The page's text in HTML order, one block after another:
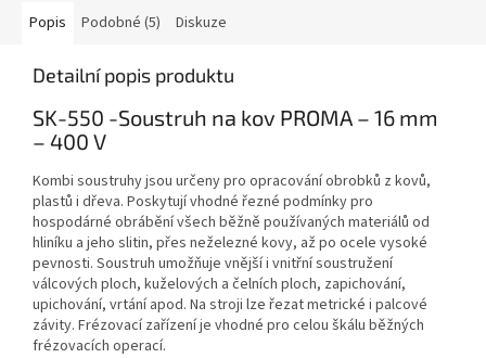
Popis Podobné (5) Diskuze
Detailní popis produktu
SK-550 -Soustruh na kov PROMA – 16 mm
– 400 V
Kombi soustruhy jsou určeny pro opracování obrobků z kovů,
plastů i dřeva. Poskytují vhodné řezné podmínky pro
hospodárné obrábění všech běžně používaných materiálů od
hliníku a jeho slitin, přes neželezné kovy, až po ocele vysoké
pevnosti. Soustruh umožňuje vnější i vnitřní soustružení
válcových ploch, kuželových a čelních ploch, zapichování,
upichování, vrtání apod. Na stroji lze řezat metrické i palcové
závity. Frézovací zařízení je vhodné pro celou škálu běžných
frézovacích operací.